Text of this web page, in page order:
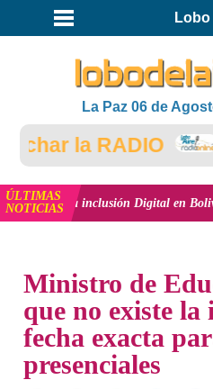
La Paz 06 de
la RADIO
ÚLTIMAS
NOTICIAS
y la inclusión Digital en Bolivia ver
Ministro de
que no existe
fecha exacta
presenciales